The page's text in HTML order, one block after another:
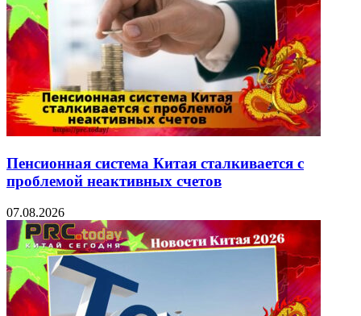
Пенсионная система Китая сталкивается с
проблемой неактивных счетов
07.08.2026